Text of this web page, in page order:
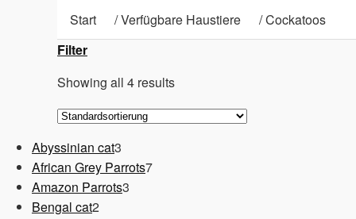
Start /Verfügbare Haustiere /Cockatoos
Filter
Showing all 4 results
Abyssinian cat3
Produkte
African Grey Parrots77
Amazon Parrots3
Bengal cat22